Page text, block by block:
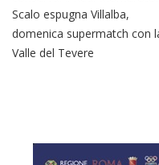
domenica supermatch con la
Valle del Tevere